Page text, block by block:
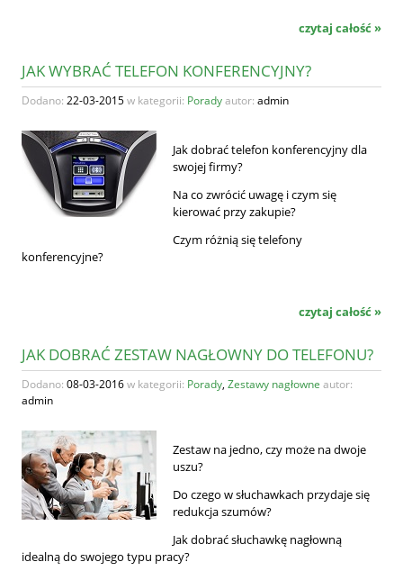
czytaj całość »
JAK WYBRAĆ TELEFON KONFERENCYJNY?
Dodano: 22-03-2015w kategorii: Poradyautor: admin
Jak dobrać telefon konferencyjny dla
swojej firmy?
Na co zwrócić uwagę i czym się
kierować przy zakupie?
Czym różnią się telefony
konferencyjne?
czytaj całość »
JAK DOBRAĆ ZESTAW NAGŁOWNY DO TELEFONU?
Dodano: 08-03-2016w kategorii: Porady, Zestawy nagłowne autor:
admin
Zestaw na jedno, czy może na dwoje
uszu?
Do czego w słuchawkach przydaje się
redukcja szumów?
Jak dobrać słuchawkę nagłowną
idealną do swojego typu pracy?